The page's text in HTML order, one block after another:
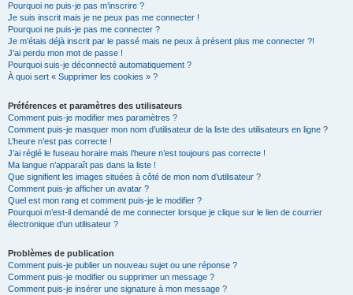
Pourquoi ne puis-je pas m’inscrire ?
Je suis inscrit mais je ne peux pas me connecter !
Pourquoi ne puis-je pas me connecter ?
Je m’étais déjà inscrit par le passé mais ne peux à présent plus me connecter ?!
J’ai perdu mon mot de passe !
Pourquoi suis-je déconnecté automatiquement ?
À quoi sert « Supprimer les cookies » ?
Préférences et paramètres des utilisateurs
Comment puis-je modifier mes paramètres ?
Comment puis-je masquer mon nom d’utilisateur de la liste des utilisateurs en ligne ?
L’heure n’est pas correcte !
J’ai réglé le fuseau horaire mais l’heure n’est toujours pas correcte !
Ma langue n’apparaît pas dans la liste !
Que signifient les images situées à côté de mon nom d’utilisateur ?
Comment puis-je afficher un avatar ?
Quel est mon rang et comment puis-je le modifier ?
Pourquoi m’est-il demandé de me connecter lorsque je clique sur le lien de courrier
électronique d’un utilisateur ?
Problèmes de publication
Comment puis-je publier un nouveau sujet ou une réponse ?
Comment puis-je modifier ou supprimer un message ?
Comment puis-je insérer une signature à mon message ?